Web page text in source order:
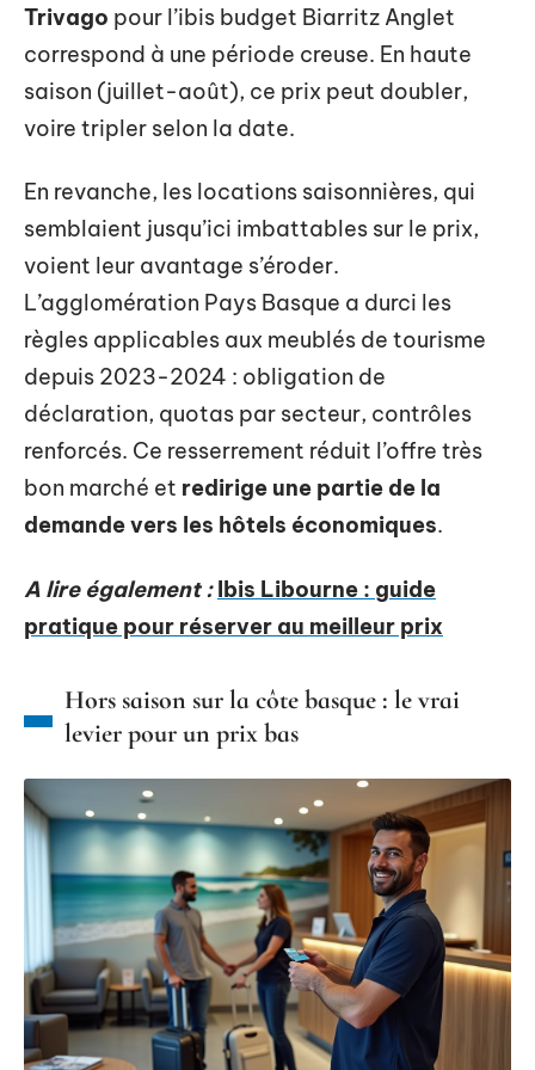
Trivago pour l’ibis budget Biarritz Anglet
correspond à une période creuse. En haute
saison (juillet-août), ce prix peut doubler,
voire tripler selon la date.
En revanche, les locations saisonnières, qui
semblaient jusqu’ici imbattables sur le prix,
voient leur avantage s’éroder.
L’agglomération Pays Basque a durci les
règles applicables aux meublés de tourisme
depuis 2023-2024 : obligation de
déclaration, quotas par secteur, contrôles
renforcés. Ce resserrement réduit l’offre très
bon marché et redirige une partie de la
demande vers les hôtels économiques.
A lire également : Ibis Libourne : guide
pratique pour réserver au meilleur prix
Hors saison sur la côte basque : le vrai
levier pour un prix bas